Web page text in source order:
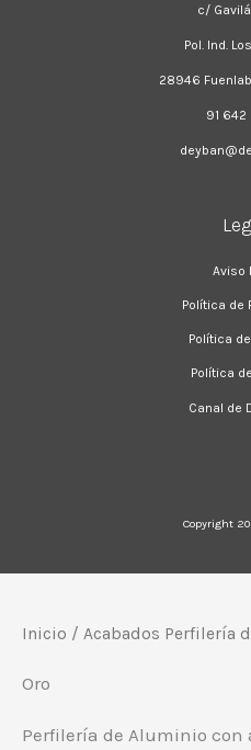
Inicio / Acabados Perfilería
Oro
Perfilería de Aluminio con
c/
Pol. Ind.
28946
91 642
Aviso
Política de
Política
Política
Canal de
Copyright